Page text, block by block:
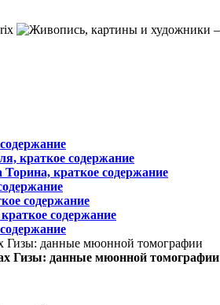
краткое содержание
краткое содержание
содержание
содержание
Гизы: данные мюонной томографии